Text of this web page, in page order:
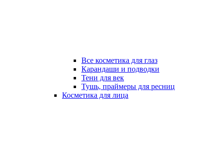
Все косметика для глаз
Карандаши и подводки
Тени для век
Тушь, праймеры для ресниц
Косметика для лица